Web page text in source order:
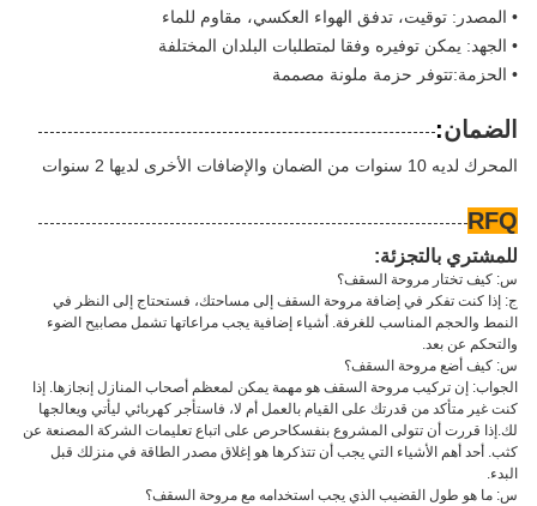
• المصدر: توقيت، تدفق الهواء العكسي، مقاوم للماء
• الجهد: يمكن توفيره وفقا لمتطلبات البلدان المختلفة
• الحزمة:تتوفر حزمة ملونة مصممة
الضمان:
المحرك لديه 10 سنوات من الضمان والإضافات الأخرى لديها 2 سنوات
RFQ
للمشتري بالتجزئة:
س: كيف تختار مروحة السقف؟
ج: إذا كنت تفكر في إضافة مروحة السقف إلى مساحتك، فستحتاج إلى النظر في
النمط والحجم المناسب للغرفة. أشياء إضافية يجب مراعاتها تشمل مصابيح الضوء
والتحكم عن بعد.
س: كيف أضع مروحة السقف؟
الجواب: إن تركيب مروحة السقف هو مهمة يمكن لمعظم أصحاب المنازل إنجازها. إذا
كنت غير متأكد من قدرتك على القيام بالعمل أم لا، فاستأجر كهربائي ليأتي ويعالجها
لك.إذا قررت أن تتولى المشروع بنفسكاحرص على اتباع تعليمات الشركة المصنعة عن
كثب. أحد أهم الأشياء التي يجب أن تتذكرها هو إغلاق مصدر الطاقة في منزلك قبل
البدء.
س: ما هو طول القضيب الذي يجب استخدامه مع مروحة السقف؟